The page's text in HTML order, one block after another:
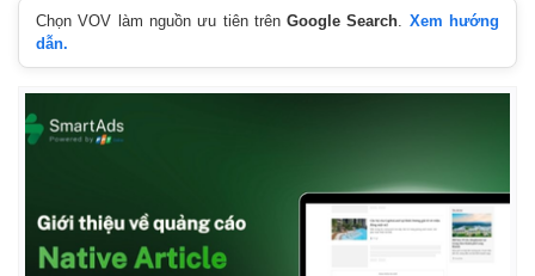
Kinh tế
Chọn VOV làm nguồn ưu tiên trênGoogle Search. Xem hướng
dẫn.